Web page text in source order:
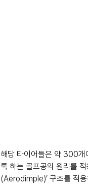
해당 타이어들은 약 300
록 하는 골프공의 원리를
(Aerodimple)’ 구조를 적